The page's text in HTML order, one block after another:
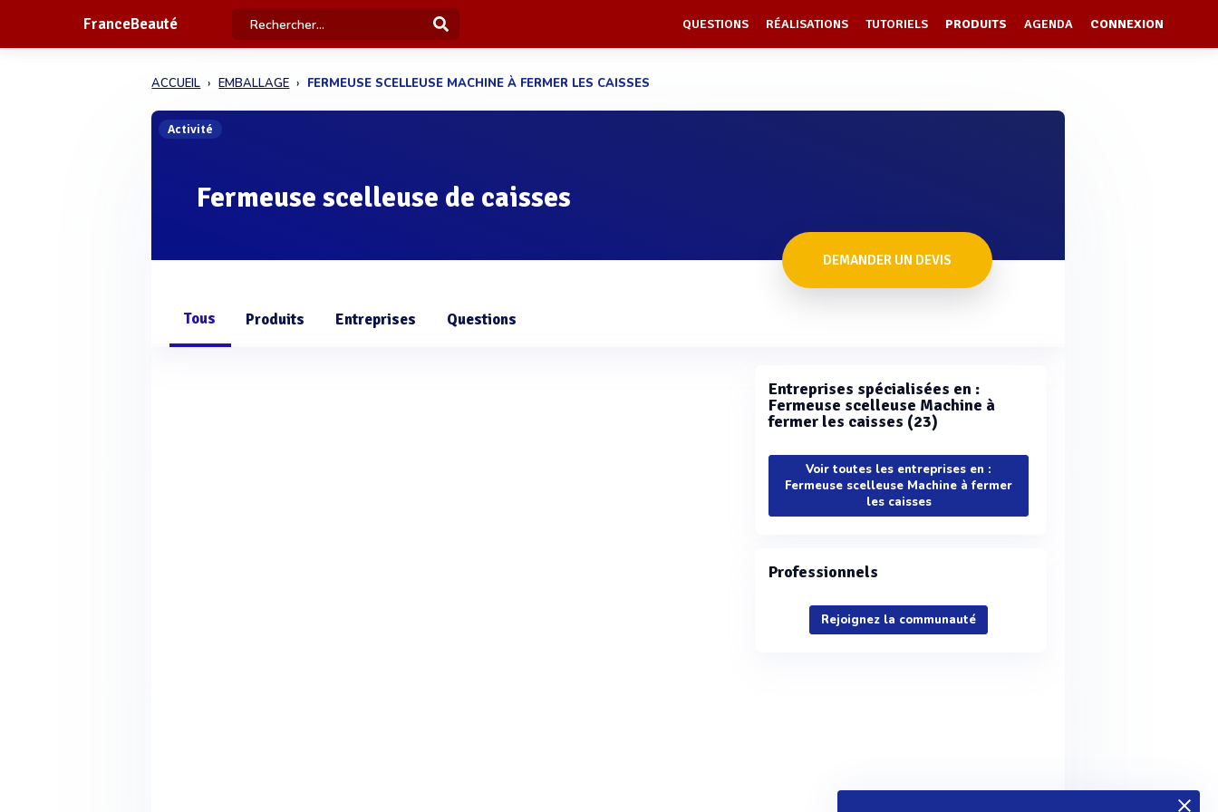
FranceBeauté QUESTIONS RÉALISATIONS TUTORIELS PRODUITS AGENDA CONNEXION
ACCUEIL EMBALLAGE FERMEUSE SCELLEUSE MACHINE À FERMER LES CAISSES
Activité
Fermeuse scelleuse de caisses
DEMANDER UN DEVIS
Tous Produits Entreprises Questions
Entreprises spécialisées en :
Fermeuse scelleuse Machine à
fermer les caisses (23)
Voir toutes les entreprises en :
Fermeuse scelleuse Machine à fermer
les caisses
Professionnels
Rejoignez la communauté